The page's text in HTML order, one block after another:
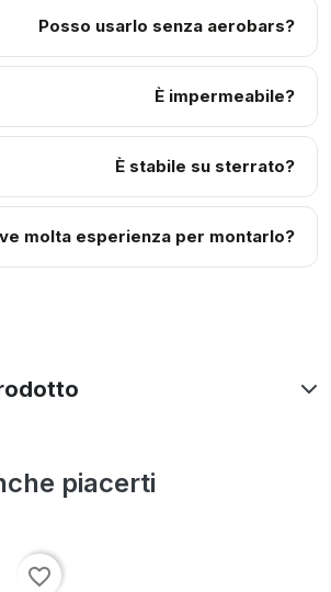
Posso usarlo senza aerobars?
È impermeabile?
È stabile su sterrato?
molta esperienza per montarlo?
piacerti
favorite_border